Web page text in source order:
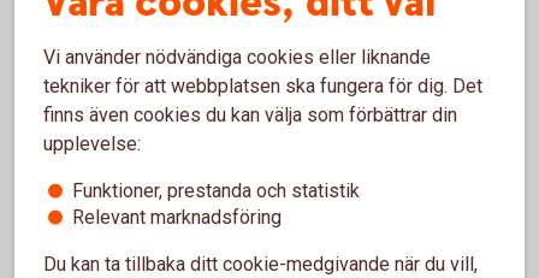
Vanliga frågor och svar
Varför är det bra att låna ut aktier?
Vi använder nödvändiga cookies eller liknande
tekniker för att webbplatsen ska fungera för dig. Det
finns även cookies du kan välja som förbättrar din
upplevelse:
Funktioner, prestanda och statistik
Relevant marknadsföring
Du kan ta tillbaka ditt cookie-medgivande när du vill,